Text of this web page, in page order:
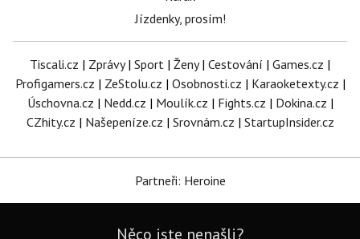
Jízdenky, prosím!
Tiscali.cz | Zprávy| Sport | Ženy| Cestování | Games.cz |
Profigamers.cz | ZeStolu.cz | Osobnosti.cz | Karaoketexty.cz |
Úschovna.cz | Nedd.cz | Moulík.cz | Fights.cz | Dokina.cz |
CZhity.cz | Našepeníze.cz | Srovnám.cz | StartupInsider.cz
Partneři: Heroine
Něco jste nenašli?